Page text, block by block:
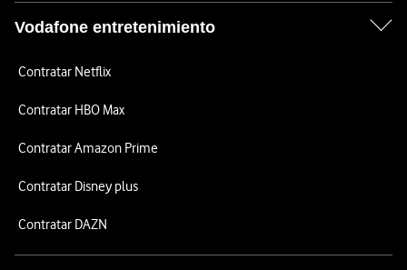
Vodafone entretenimiento
Contratar Netflix
Contratar HBO Max
Contratar Amazon Prime
Contratar Disney plus
Contratar DAZN